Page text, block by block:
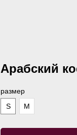
Арабский
размер
S
M